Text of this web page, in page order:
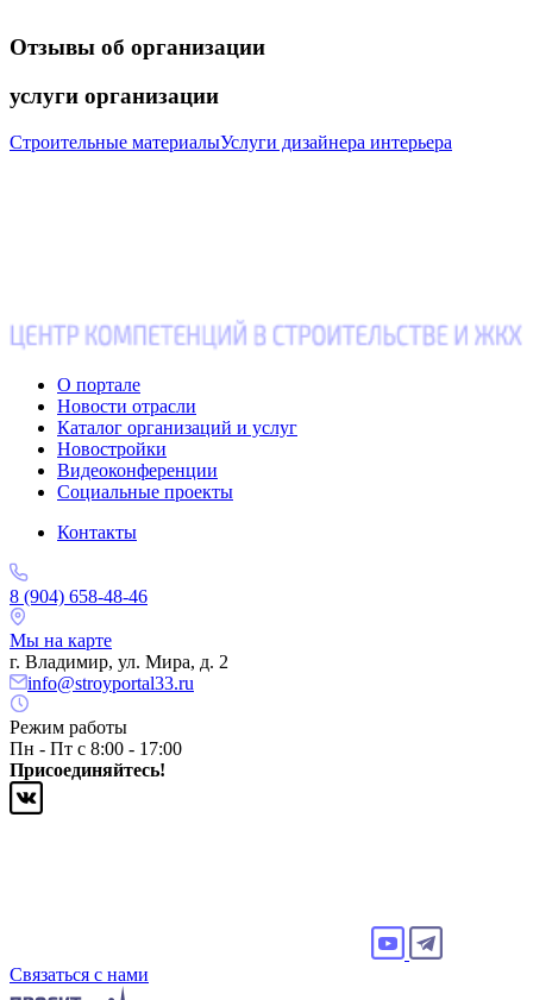
Отзывы об организации
услуги организации
Строительные материалыУслуги дизайнера интерьера
О портале
Новости отрасли
Каталог организаций и услуг
Новостройки
Видеоконференции
Социальные проекты
Контакты
8 (904) 658-48-46
Мы на карте
г. Владимир, ул. Мира, д. 2
info@stroyportal33.ru
Режим работы
Пн - Пт с 8:00 - 17:00
Присоединяйтесь!
Связаться с нами